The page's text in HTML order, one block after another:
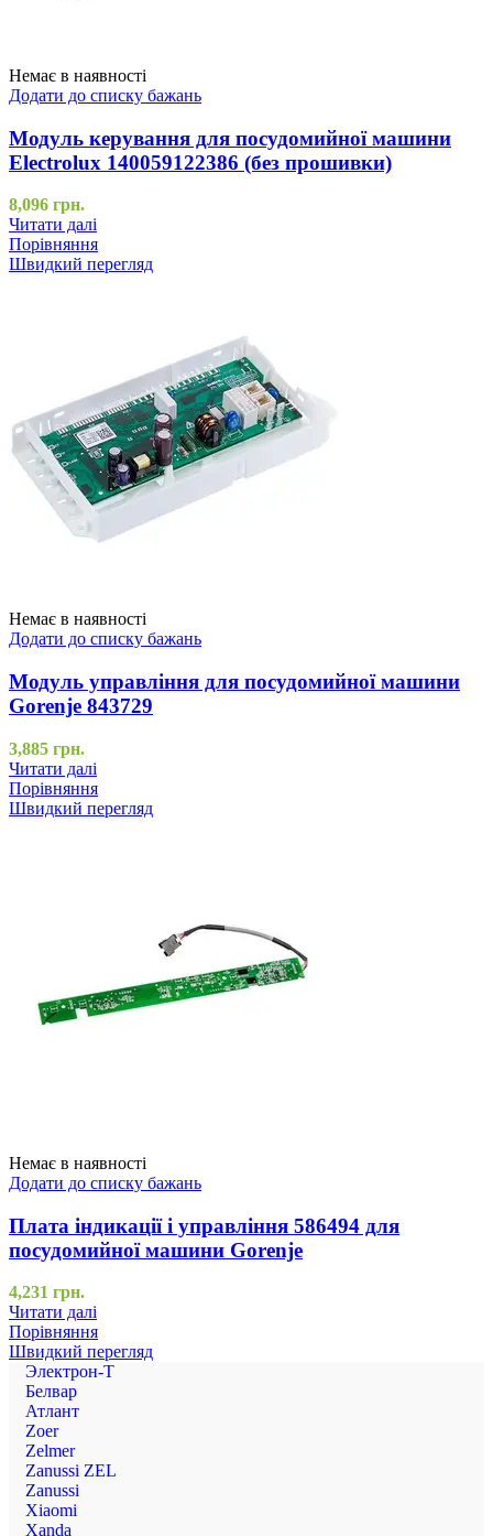
Немає в наявності
Додати до списку бажань
Модуль керування для посудомийної машини
Electrolux 140059122386 (без прошивки)
8,096 грн.
Читати далі
Порівняння
Швидкий перегляд
Немає в наявності
Додати до списку бажань
Модуль управління для посудомийної машини
Gorenje 843729
3,885 грн.
Читати далі
Порівняння
Швидкий перегляд
Немає в наявності
Додати до списку бажань
Плата індикації і управління 586494 для
посудомийної машини Gorenje
4,231 грн.
Читати далі
Порівняння
Швидкий перегляд
Электрон-Т
Белвар
Атлант
Zoer
Zelmer
Zanussi ZEL
Zanussi
Xiaomi
Xanda